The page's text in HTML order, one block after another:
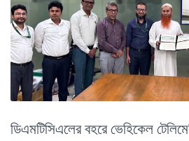
ডিএমটিসিএলের বহরে ভেহিকেল